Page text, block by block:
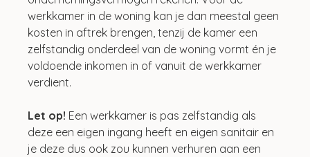
werkkamer in de woning kan je dan meestal geen
kosten in aftrek brengen, tenzij de kamer een
zelfstandig onderdeel van de woning vormt én je
voldoende inkomen in of vanuit de werkkamer
verdient.
Let op! Een werkkamer is pas zelfstandig als
deze een eigen ingang heeft en eigen sanitair en
je deze dus ook zou kunnen verhuren aan een